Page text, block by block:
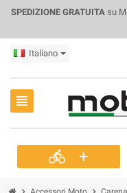
SPEDIZIONE GRATUITA su
Italiano
view_headline
directions_bike +